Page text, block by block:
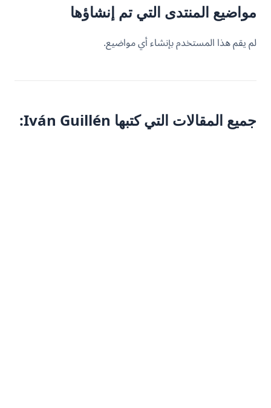
مواضيع المنتدى التي تم إنشاؤها
لم يقم هذا المستخدم بإنشاء أي مواضيع.
جميع المقالات التي كتبها Iván Guillén: